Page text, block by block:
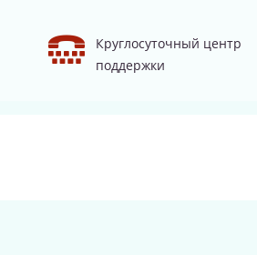
Круглосуточный центр
поддержки